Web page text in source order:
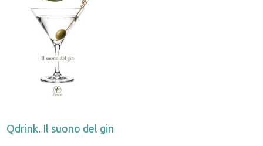
Qdrink. Il suono del gin